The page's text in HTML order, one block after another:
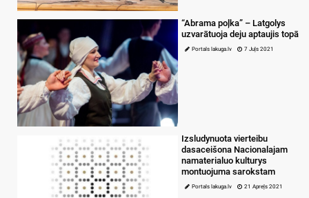
“Abrama poļka” – Latgolys
uzvarātuoja deju aptaujis topā
Portals lakuga.lv 7 Juļs 2021
Izsludynuota vierteibu
dasaceišona Nacionalajam
namaterialuo kulturys
montuojuma sarokstam
Portals lakuga.lv 21 Apreļs 2021